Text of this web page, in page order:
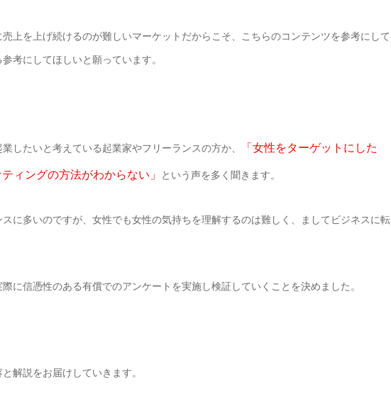
上を上げ続けるのが難しいマーケットだからこそ、こちらのコンテンツを参考にして
考にしてほしいと願っています。
したいと考えている起業家やフリーランスの方か、 「女性をターゲットにした
ィングの方法がわからない」 という声を多く聞きます。
に多いのですが、女性でも女性の気持ちを理解するのは難しく、ましてビジネスに転
に信憑性のある有償でのアンケートを実施し検証していくことを決めました。
解説をお届けしていきます。